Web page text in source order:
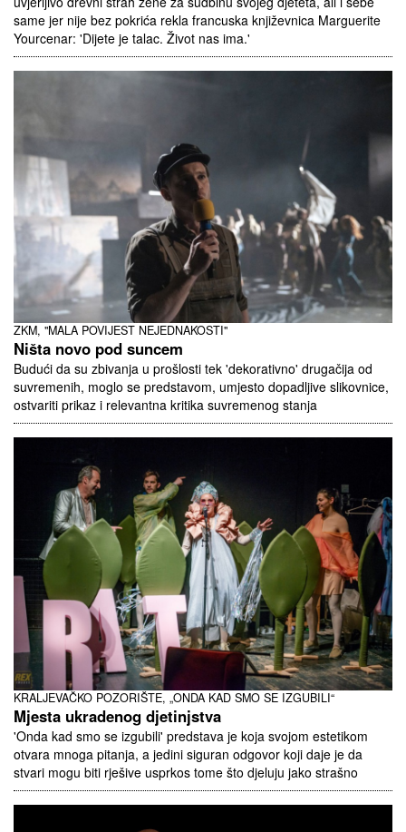
same jer nije bez pokrića rekla francuska književnica Marguerite
Yourcenar: 'Dijete je talac. Život nas ima.'
ZKM, "MALA POVIJEST NEJEDNAKOSTI"
Ništa novo pod suncem
Budući da su zbivanja u prošlosti tek 'dekorativno' drugačija od
suvremenih, moglo se predstavom, umjesto dopadljive slikovnice,
ostvariti prikaz i relevantna kritika suvremenog stanja
KRALJEVAČKO POZORIŠTE, „ONDA KAD SMO SE IZGUBILI“
Mjesta ukradenog djetinjstva
'Onda kad smo se izgubili' predstava je koja svojom estetikom
otvara mnoga pitanja, a jedini siguran odgovor koji daje je da
stvari mogu biti rješive usprkos tome što djeluju jako strašno